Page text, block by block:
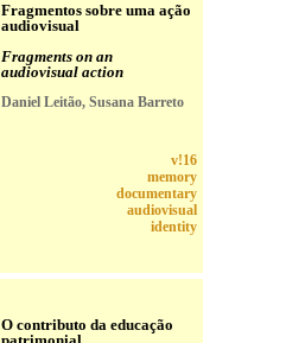
Fragmentos sobre uma ação
audiovisual
Fragments on an
audiovisual action
Daniel Leitão, Susana Barreto
v!16
memory
documentary
audiovisual
identity
O contributo da educação